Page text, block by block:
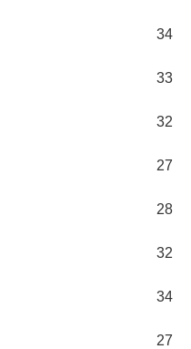
34
33
32
27
28
32
34
27